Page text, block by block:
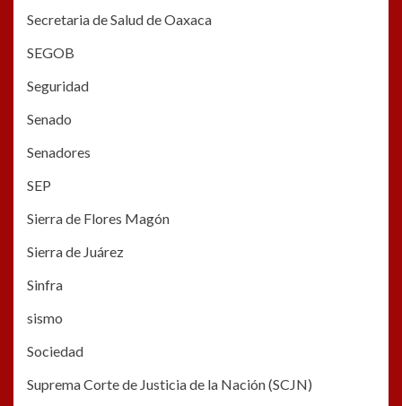
Secretaria de Salud de Oaxaca
SEGOB
Seguridad
Senado
Senadores
SEP
Sierra de Flores Magón
Sierra de Juárez
Sinfra
sismo
Sociedad
Suprema Corte de Justicia de la Nación (SCJN)